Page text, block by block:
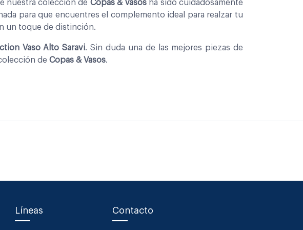
nuestra coleccion de Copas & Vasos ha sido cuidadosamente
para que encuentres el complemento ideal para realzar tu
un toque de distinción.
Vaso Alto Saravi. Sin duda una de las mejores piezas de
de Copas & Vasos.
Líneas Contacto